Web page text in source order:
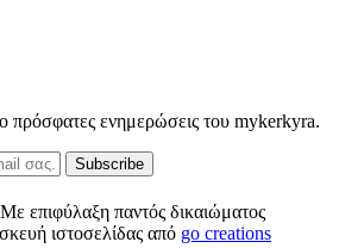
πρόσφατες ενημερώσεις του mykerkyra.
επιφύλαξη παντός δικαιώματος
ιστοσελίδας από go creations